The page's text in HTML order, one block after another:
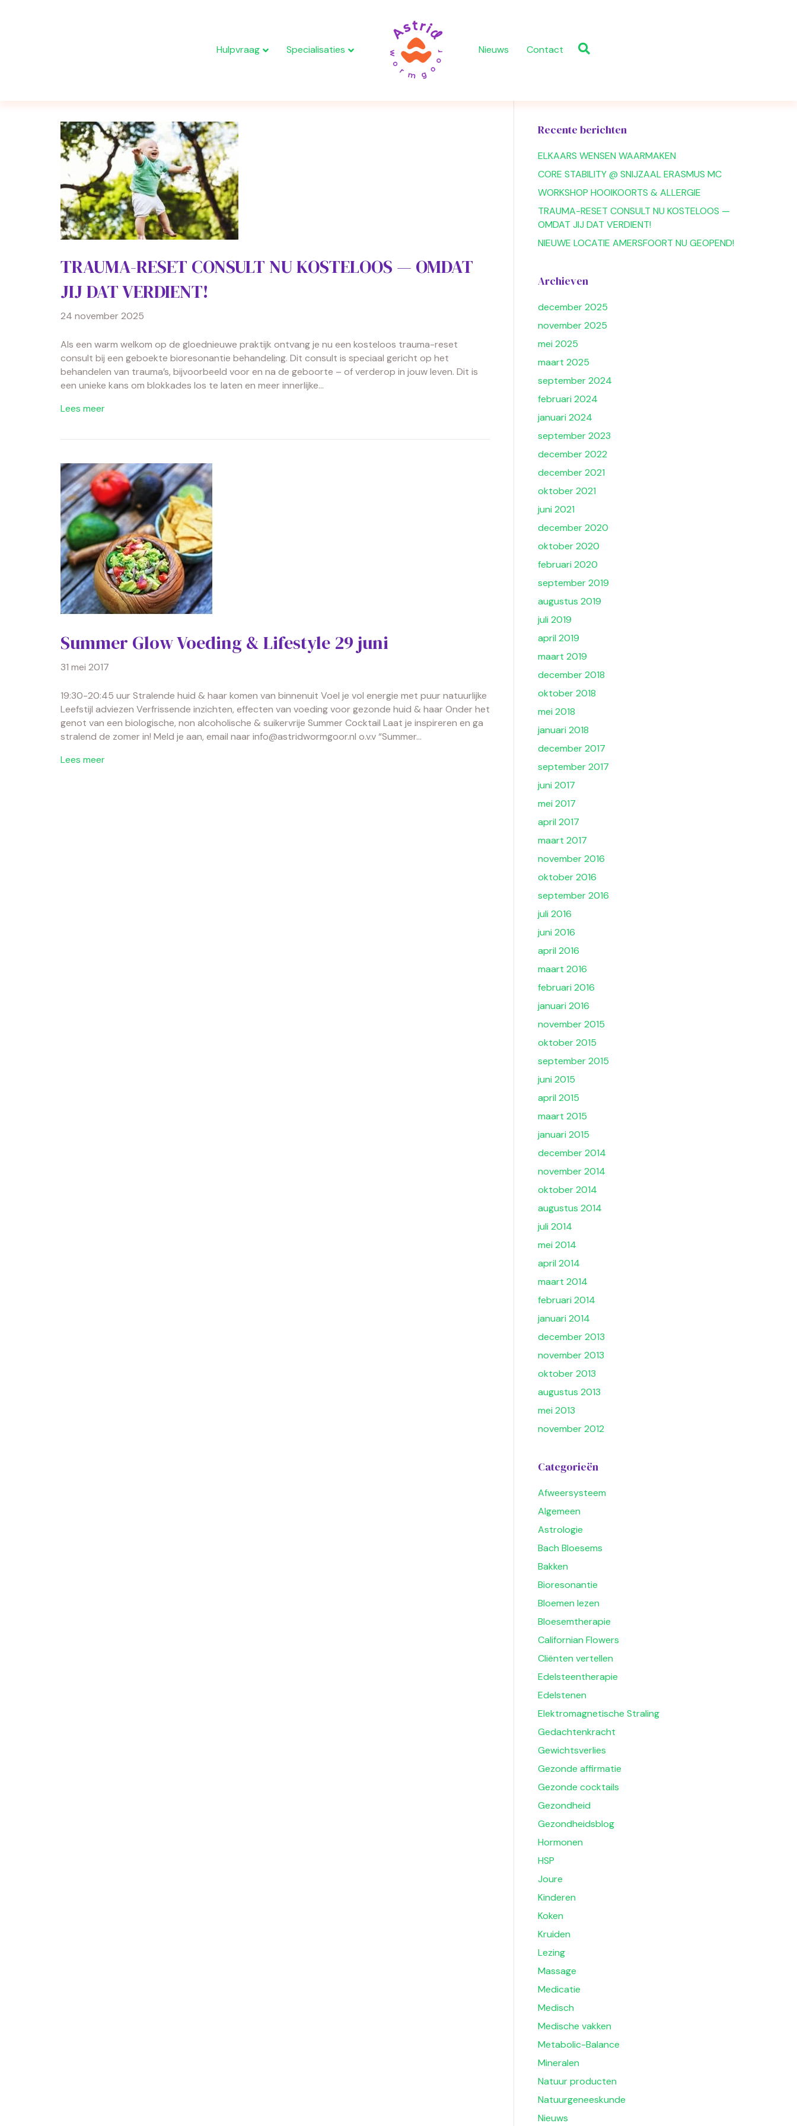
Hulpvraag Specialisaties Nieuws Contact
TRAUMA-RESET CONSULT NU KOSTELOOS — OMDAT
JIJ DAT VERDIENT!
24 november 2025
Als een warm welkom op de gloednieuwe praktijk ontvang je nu een kosteloos trauma-reset
consult bij een geboekte bioresonantie behandeling. Dit consult is speciaal gericht op het
behandelen van trauma’s, bijvoorbeeld voor en na de geboorte – of verderop in jouw leven. Dit is
een unieke kans om blokkades los te laten en meer innerlijke…
Lees meer
Summer Glow Voeding & Lifestyle 29 juni
31 mei 2017
19:30-20:45 uur Stralende huid & haar komen van binnenuit Voel je vol energie met puur natuurlijke
Leefstijl adviezen Verfrissende inzichten, effecten van voeding voor gezonde huid & haar Onder het
genot van een biologische, non alcoholische & suikervrije Summer Cocktail Laat je inspireren en ga
stralend de zomer in! Meld je aan, email naar info@astridwormgoor.nl o.v.v “Summer…
Lees meer
Recente berichten
ELKAARS WENSEN WAARMAKEN
CORE STABILITY @ SNIJZAAL ERASMUS MC
WORKSHOP HOOIKOORTS & ALLERGIE
TRAUMA-RESET CONSULT NU KOSTELOOS —
OMDAT JIJ DAT VERDIENT!
NIEUWE LOCATIE AMERSFOORT NU GEOPEND!
Archieven
december 2025
november 2025
mei 2025
maart 2025
september 2024
februari 2024
januari 2024
september 2023
december 2022
december 2021
oktober 2021
juni 2021
december 2020
oktober 2020
februari 2020
september 2019
augustus 2019
juli 2019
april 2019
maart 2019
december 2018
oktober 2018
mei 2018
januari 2018
december 2017
september 2017
juni 2017
mei 2017
april 2017
maart 2017
november 2016
oktober 2016
september 2016
juli 2016
juni 2016
april 2016
maart 2016
februari 2016
januari 2016
november 2015
oktober 2015
september 2015
juni 2015
april 2015
maart 2015
januari 2015
december 2014
november 2014
oktober 2014
augustus 2014
juli 2014
mei 2014
april 2014
maart 2014
februari 2014
januari 2014
december 2013
november 2013
oktober 2013
augustus 2013
mei 2013
november 2012
Categorieën
Afweersysteem
Algemeen
Astrologie
Bach Bloesems
Bakken
Bioresonantie
Bloemen lezen
Bloesemtherapie
Californian Flowers
Cliënten vertellen
Edelsteentherapie
Edelstenen
Elektromagnetische Straling
Gedachtenkracht
Gewichtsverlies
Gezonde affirmatie
Gezonde cocktails
Gezondheid
Gezondheidsblog
Hormonen
HSP
Joure
Kinderen
Koken
Kruiden
Lezing
Massage
Medicatie
Medisch
Medische vakken
Metabolic-Balance
Mineralen
Natuur producten
Natuurgeneeskunde
Nieuws